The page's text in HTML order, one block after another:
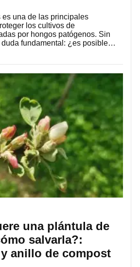
es una de las principales
los cultivos de
por hongos patógenos. Sin
duda fundamental: ¿es posible…
una plántula de
salvarla?:
anillo de compost